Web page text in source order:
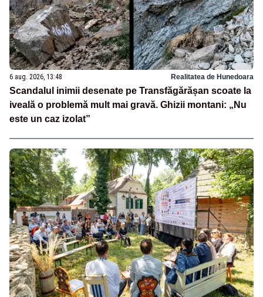
6 aug. 2026, 13:48 Realitatea de Hunedoara
Scandalul inimii desenate pe Transfăgărășan scoate la
iveală o problemă mult mai gravă. Ghizii montani: „Nu
este un caz izolat”